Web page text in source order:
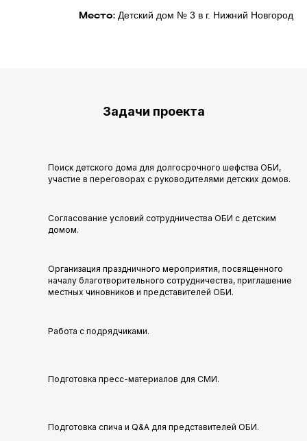
Место: Детский дом № 3 в г. Нижний Новгород
Задачи проекта
Поиск детского дома для долгосрочного шефства ОБИ,
участие в переговорах с руководителями детских домов.
Согласование условий сотрудничества ОБИ с детским
домом.
Организация праздничного мероприятия, посвященного
началу благотворительного сотрудничества, приглашение
местных чиновников и представителей ОБИ.
Работа с подрядчиками.
Подготовка пресс-материалов для СМИ.
Подготовка спича и Q&A для представителей ОБИ.